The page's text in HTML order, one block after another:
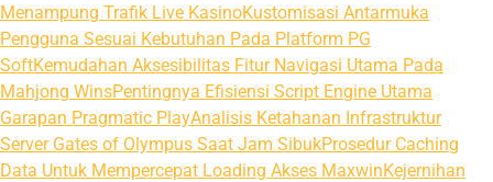
Menampung Trafik Live KasinoKustomisasi Antarmuka
Pengguna Sesuai Kebutuhan Pada Platform PG
SoftKemudahan Aksesibilitas Fitur Navigasi Utama Pada
Mahjong WinsPentingnya Efisiensi Script Engine Utama
Garapan Pragmatic PlayAnalisis Ketahanan Infrastruktur
Server Gates of Olympus Saat Jam SibukProsedur Caching
Data Untuk Mempercepat Loading Akses MaxwinKejernihan